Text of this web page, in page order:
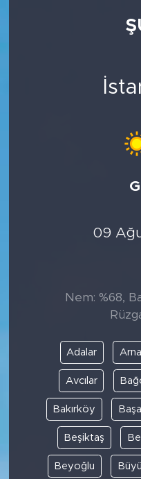
09
Nem: %68,
Adalar
Avcılar
Bakırköy
Beşiktaş
Beyoğlu
BİLİM-TEKNOLOJİ
POLİTİKA
EKONOMİ
SPOR
KÜLTÜR SANAT
Son Dakika